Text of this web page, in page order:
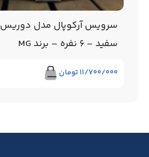
سرویس آرکوپال مدل دوریس
سفید – 6 نفره – برند MG
۱۱/۷۰۰/۰۰۰تومان